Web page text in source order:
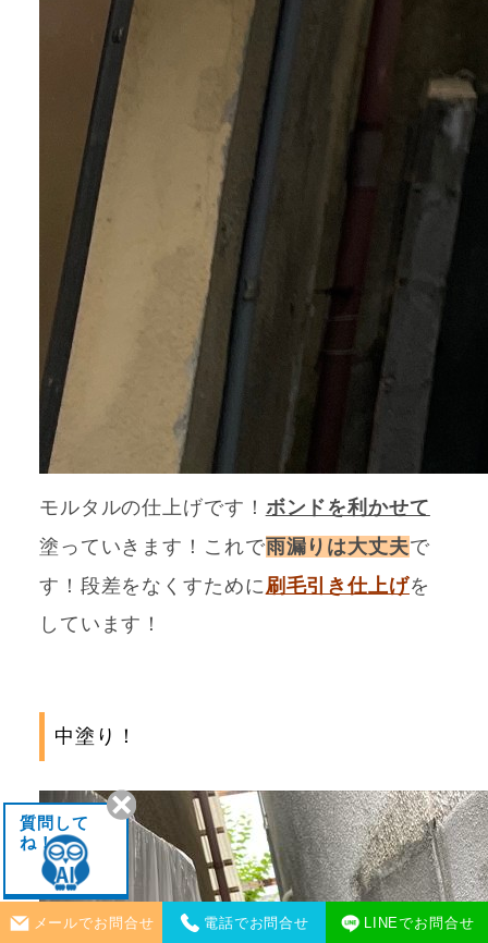
モルタルの仕上げです！ ボンドを利かせて
塗っていきます！これで雨漏りは大丈夫で
す！段差をなくすために 刷毛引き仕上げを
しています！
中塗り！
メールでお問合せ 電話でお問合せ LINEでお問合せ
質問して
ね！